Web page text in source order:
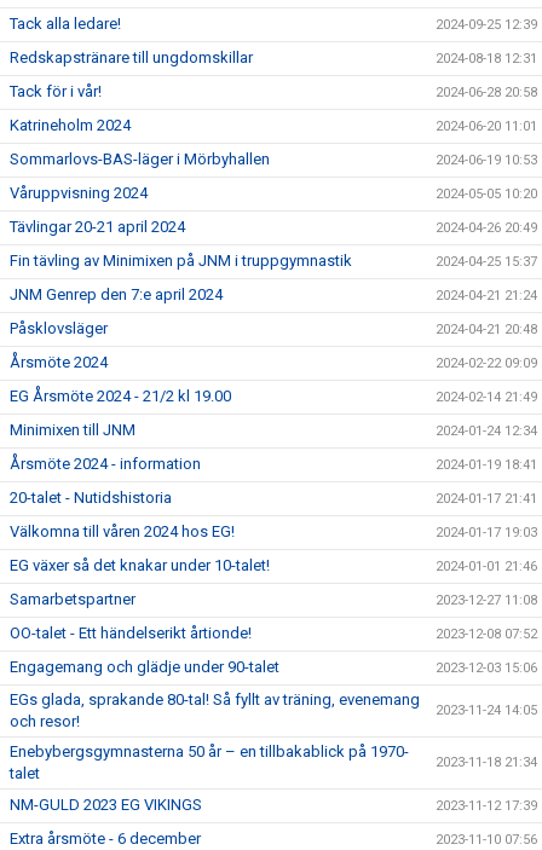
Tack alla ledare! 2024-09-25 12:39
Redskapstränare till ungdomskillar 2024-08-18 12:31
Tack för i vår! 2024-06-28 20:58
Katrineholm 2024 2024-06-20 11:01
Sommarlovs-BAS-läger i Mörbyhallen 2024-06-19 10:53
Våruppvisning 2024 2024-05-05 10:20
Tävlingar 20-21 april 2024 2024-04-26 20:49
Fin tävling av Minimixen på JNM i truppgymnastik 2024-04-25 15:37
JNM Genrep den 7:e april 2024 2024-04-21 21:24
Påsklovsläger 2024-04-21 20:48
Årsmöte 2024 2024-02-22 09:09
EG Årsmöte 2024 - 21/2 kl 19.00 2024-02-14 21:49
Minimixen till JNM 2024-01-24 12:34
Årsmöte 2024 - information 2024-01-19 18:41
20-talet - Nutidshistoria 2024-01-17 21:41
Välkomna till våren 2024 hos EG! 2024-01-17 19:03
EG växer så det knakar under 10-talet! 2024-01-01 21:46
Samarbetspartner 2023-12-27 11:08
OO-talet - Ett händelserikt årtionde! 2023-12-08 07:52
Engagemang och glädje under 90-talet 2023-12-03 15:06
EGs glada, sprakande 80-tal! Så fyllt av träning, evenemang
och resor!
2023-11-24 14:05
Enebybergsgymnasterna 50 år – en tillbakablick på 1970-
talet
2023-11-18 21:34
NM-GULD 2023 EG VIKINGS 2023-11-12 17:39
Extra årsmöte - 6 december 2023-11-10 07:56